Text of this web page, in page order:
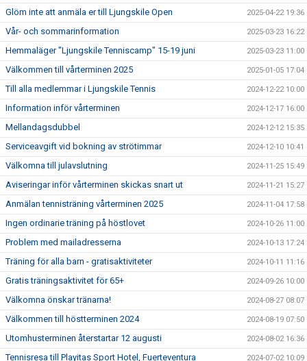
Glöm inte att anmäla er till Ljungskile Open 2025-04-22 19:36
Vår- och sommarinformation 2025-03-23 16:22
Hemmaläger "Ljungskile Tenniscamp" 15-19 juni 2025-03-23 11:00
Välkommen till vårterminen 2025 2025-01-05 17:04
Till alla medlemmar i Ljungskile Tennis 2024-12-22 10:00
Information inför vårterminen 2024-12-17 16:00
Mellandagsdubbel 2024-12-12 15:35
Serviceavgift vid bokning av strötimmar 2024-12-10 10:41
Välkomna till julavslutning 2024-11-25 15:49
Aviseringar inför vårterminen skickas snart ut 2024-11-21 15:27
Anmälan tennisträning vårterminen 2025 2024-11-04 17:58
Ingen ordinarie träning på höstlovet 2024-10-26 11:00
Problem med mailadresserna 2024-10-13 17:24
Träning för alla barn - gratisaktiviteter 2024-10-11 11:16
Gratis träningsaktivitet för 65+ 2024-09-26 10:00
Välkomna önskar tränarna! 2024-08-27 08:07
Välkommen till höstterminen 2024 2024-08-19 07:50
Utomhusterminen återstartar 12 augusti 2024-08-02 16:36
Tennisresa till Playitas Sport Hotel, Fuerteventura 2024-07-02 10:09